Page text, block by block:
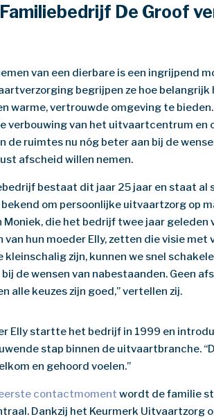
Familiebedrijf De Groof
van een dierbare is een ingrijpend
begrijpen ze hoe belangrijk
warme, vertrouwde omgeving te
verbouwing van het uitvaartcentrum en
de ruimtes nu nóg beter aan bij de
afscheid willen nemen.
bestaat dit jaar 25 jaar en staat al
om persoonlijke uitvaartzorg op
Moniek, die het bedrijf twee jaar geleden
van hun moeder Elly, zetten die visie met
kleinschalig zijn, kunnen we snel
de wensen van nabestaanden. Geen
alle keuzes zijn goed,” vertellen zij.
Elly startte het bedrijf in 1999 en
stap binnen de uitvaartbranche.
en gehoord voelen.”
contactmoment wordt de familie
Dankzij het Keurmerk Uitvaartzorg